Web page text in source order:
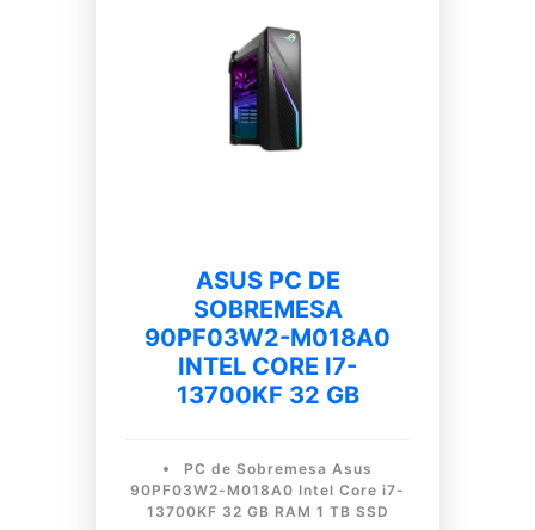
ASUS PC DE
SOBREMESA
90PF03W2-M018A0
INTEL CORE I7-
13700KF 32 GB
PC de Sobremesa Asus
90PF03W2-M018A0 Intel Core i7-
13700KF 32 GB RAM 1 TB SSD